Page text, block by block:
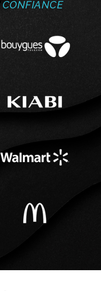
CONFIANCE